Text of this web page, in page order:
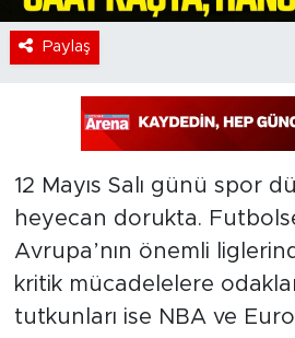
Paylaş
12 Mayıs Salı günü spor
heyecan dorukta.
Avrupa’nın önemli
kritik mücadelelere
tutkunları ise NBA ve